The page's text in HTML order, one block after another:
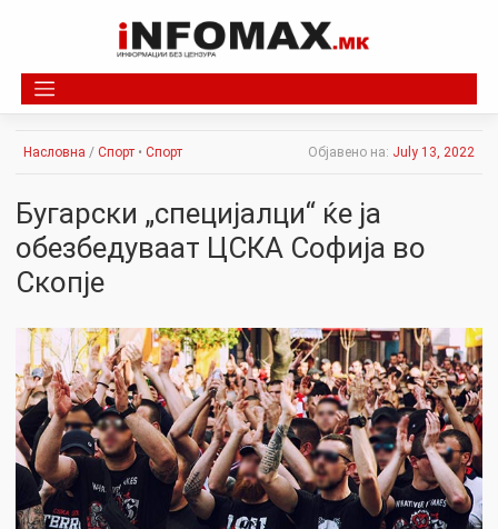
Насловна / Спорт • Спорт Објавено на: July 13, 2022
Бугарски „специјалци“ ќе ја
обезбедуваат ЦСКА Софија во
Скопје